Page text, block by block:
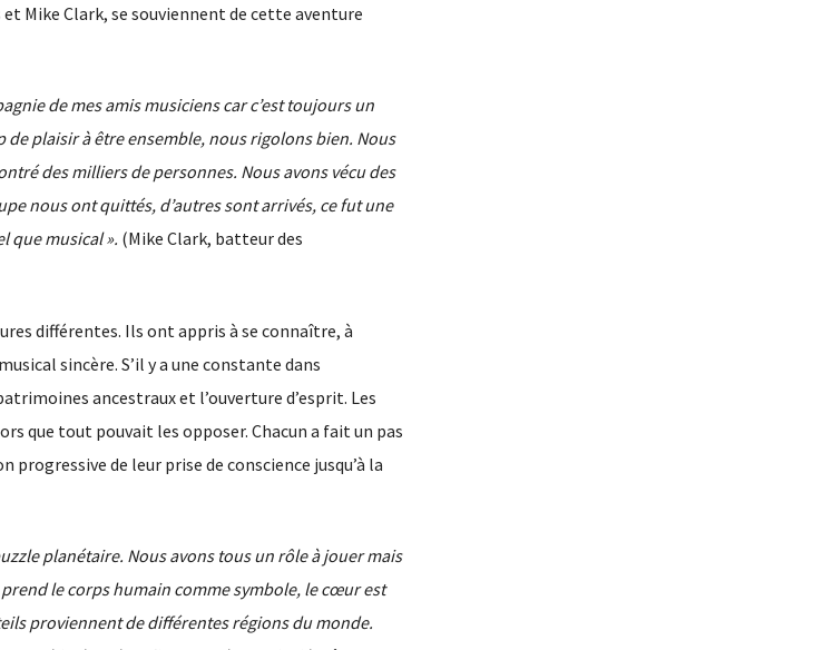
Mike Clark, se souviennent de cette aventure
de mes amis musiciens car c’est toujours un
plaisir à être ensemble, nous rigolons bien. Nous
des milliers de personnes. Nous avons vécu des
nous ont quittés, d’autres sont arrivés, ce fut une
que musical ». (Mike Clark, batteur des
différentes. Ils ont appris à se connaître, à
sincère. S’il y a une constante dans
ancestraux et l’ouverture d’esprit. Les
que tout pouvait les opposer. Chacun a fait un pas
de leur prise de conscience jusqu’à la
planétaire. Nous avons tous un rôle à jouer mais
le corps humain comme symbole, le cœur est
proviennent de différentes régions du monde.